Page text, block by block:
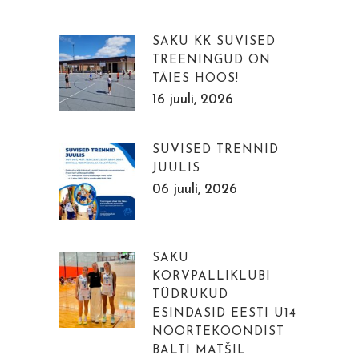
SAKU KK SUVISED
TREENINGUD ON
TÄIES HOOS!
16 juuli, 2026
SUVISED TRENNID
JUULIS
06 juuli, 2026
SAKU
KORVPALLIKLUBI
TÜDRUKUD
ESINDASID EESTI U14
NOORTEKOONDIST
BALTI MATŠIL